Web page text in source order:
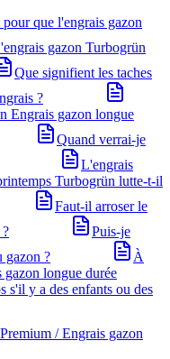
que l'engrais gazon
gazon Turbogrün
Que signifient les taches
?
Engrais gazon longue
Quand verrai-je
L'engrais
Turbogrün lutte-t-il
Faut-il arroser le
Puis-je
gazon ?
À
longue durée
s'il y a des enfants ou des
/ Engrais gazon